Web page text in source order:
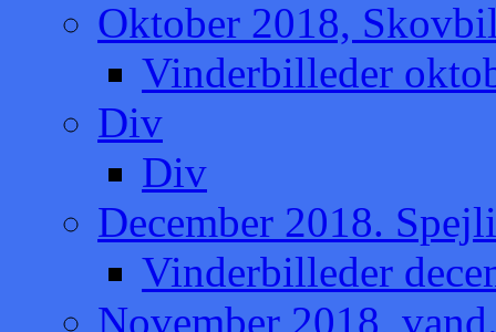
Oktober 2018,
Vinderbilleder
Div
Div
December 2018.
Vinderbilleder
November 2018,